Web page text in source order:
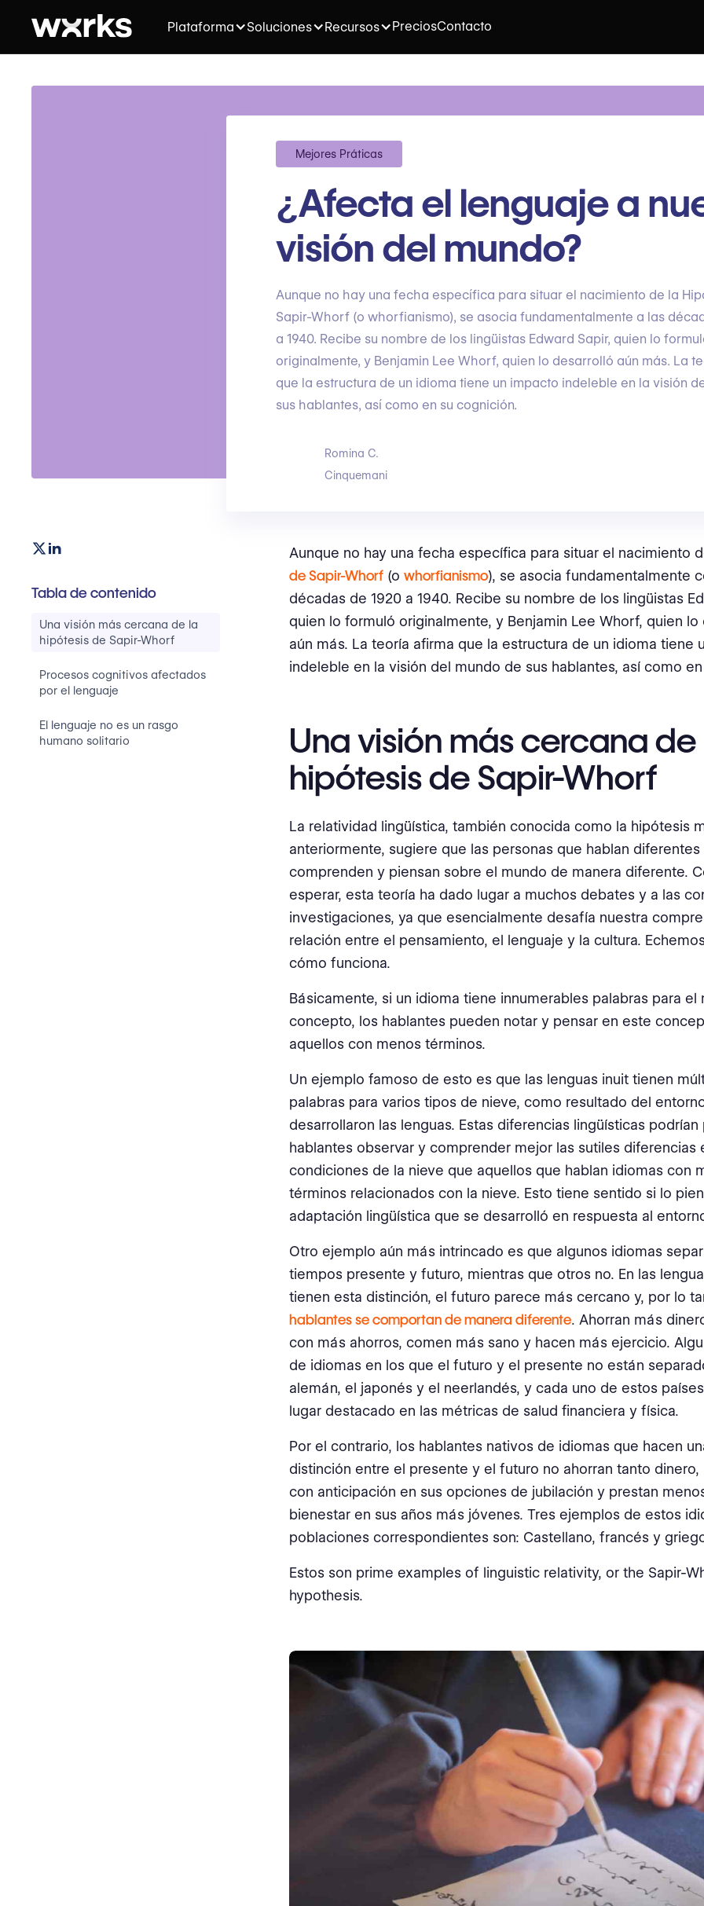
Plataforma Soluciones Recursos PreciosContacto
Mejores Práticas
¿Afecta el lenguaje a
visión del mundo?
Aunque no hay una fecha específica para situar el nacimiento de la
Sapir-Whorf (o whorfianismo), se asocia fundamentalmente a las
a 1940. Recibe su nombre de los lingüistas Edward Sapir, quien lo
originalmente, y Benjamin Lee Whorf, quien lo desarrolló aún más. La
que la estructura de un idioma tiene un impacto indeleble en la visión
sus hablantes, así como en su cognición.
Romina C.
Cinquemani
Tabla de contenido
Una visión más cercana de la
hipótesis de Sapir-Whorf
Procesos cognitivos afectados
por el lenguaje
El lenguaje no es un rasgo
humano solitario
Aunque no hay una fecha específica para situar el nacimiento
de Sapir-Whorf (o whorfianismo), se asocia fundamentalmente
décadas de 1920 a 1940. Recibe su nombre de los lingüistas
quien lo formuló originalmente, y Benjamin Lee Whorf, quien lo
aún más. La teoría afirma que la estructura de un idioma tiene
indeleble en la visión del mundo de sus hablantes, así como
Una visión más cercana de
hipótesis de Sapir-Whorf
La relatividad lingüística, también conocida como la hipótesis
anteriormente, sugiere que las personas que hablan
comprenden y piensan sobre el mundo de manera diferente.
esperar, esta teoría ha dado lugar a muchos debates y a las
investigaciones, ya que esencialmente desafía nuestra
relación entre el pensamiento, el lenguaje y la cultura.
cómo funciona.
Básicamente, si un idioma tiene innumerables palabras para el
concepto, los hablantes pueden notar y pensar en este
aquellos con menos términos.
Un ejemplo famoso de esto es que las lenguas inuit tienen
palabras para varios tipos de nieve, como resultado del
desarrollaron las lenguas. Estas diferencias lingüísticas podrían
hablantes observar y comprender mejor las sutiles diferencias
condiciones de la nieve que aquellos que hablan idiomas con
términos relacionados con la nieve. Esto tiene sentido si lo
adaptación lingüística que se desarrolló en respuesta al
Otro ejemplo aún más intrincado es que algunos idiomas
tiempos presente y futuro, mientras que otros no. En las
tienen esta distinción, el futuro parece más cercano y, por lo
hablantes se comportan de manera diferente. Ahorran más
con más ahorros, comen más sano y hacen más ejercicio.
de idiomas en los que el futuro y el presente no están
alemán, el japonés y el neerlandés, y cada uno de estos
lugar destacado en las métricas de salud financiera y física.
Por el contrario, los hablantes nativos de idiomas que hacen
distinción entre el presente y el futuro no ahorran tanto dinero,
con anticipación en sus opciones de jubilación y prestan
bienestar en sus años más jóvenes. Tres ejemplos de estos
poblaciones correspondientes son: Castellano, francés y
Estos son prime examples of linguistic relativity, or the Sapir-
hypothesis.